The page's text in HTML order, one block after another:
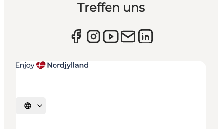
Treffen uns
Sprache auswählen